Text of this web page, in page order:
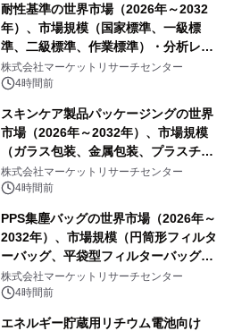
耐性基準の世界市場（2026年～2032
年）、市場規模（国家標準、一級標
準、二級標準、作業標準）・分析レポ
ートを発表
株式会社マーケットリサーチセンター
4時間前
スキンケア製品パッケージングの世界
市場（2026年～2032年）、市場規模
（ガラス包装、金属包装、プラスチッ
ク包装、その他）・分析レポートを発
表
株式会社マーケットリサーチセンター
4時間前
PPS集塵バッグの世界市場（2026年～
2032年）、市場規模（円筒形フィルタ
ーバッグ、平袋型フィルターバッグ、
プリーツフィルターバッグ、その
他）・分析レポートを発表
株式会社マーケットリサーチセンター
4時間前
エネルギー貯蔵用リチウム電池向け